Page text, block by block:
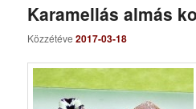
Karamellás almás
Közzétéve2017-03-18